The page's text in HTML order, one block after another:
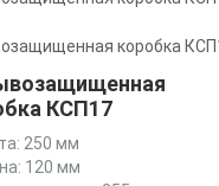
КСП17
250 мм
120 мм